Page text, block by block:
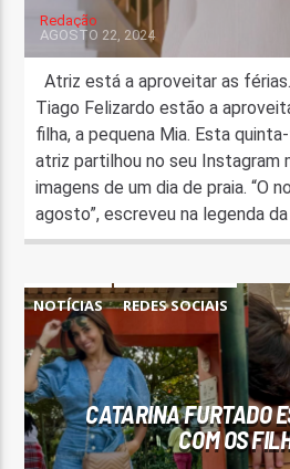
Redação
AGOSTO 22, 2024
Atriz está a aproveitar as
Tiago Felizardo estão a
filha, a pequena Mia. Esta
atriz partilhou no seu Instagram
imagens de um dia de praia. “O
agosto”, escreveu na legenda
NOTÍCIAS REDES SOCIAIS
CATARINA FURTADO
COM OS